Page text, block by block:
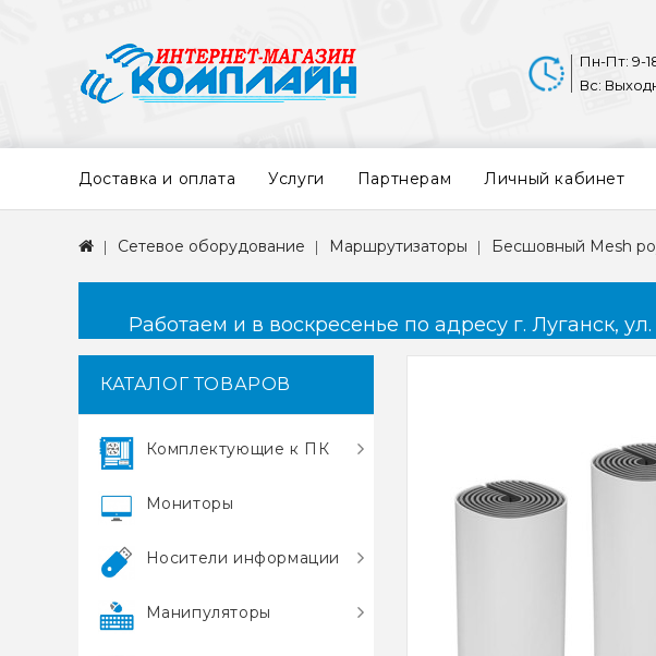
Пн-Пт: 9-
Вс:
Доставка и оплата Услуги Партнерам Личный кабинет
Сетевое оборудование Маршрутизаторы Бесшовный Mesh
Работаем и в воскресенье по адресу г. Луганск,
КАТАЛОГ ТОВАРОВ
Комплектующие к ПК
Мониторы
Носители информации
Манипуляторы